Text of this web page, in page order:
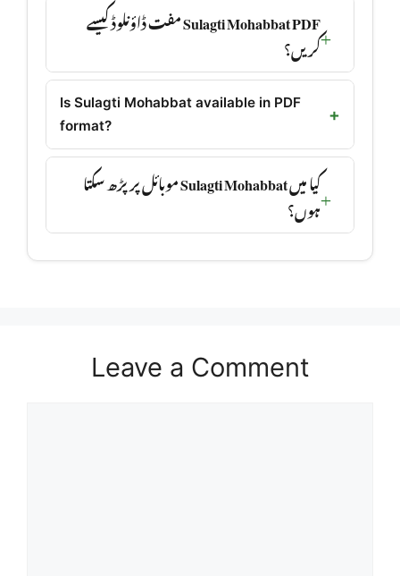
Sulagti Mohabbat PDF مفت ڈاؤنلوڈ کیسے
کریں؟
Is Sulagti Mohabbat available in PDF
format?
کیا میں Sulagti Mohabbat موبائل پر پڑھ سکتا
ہوں؟
Leave a Comment